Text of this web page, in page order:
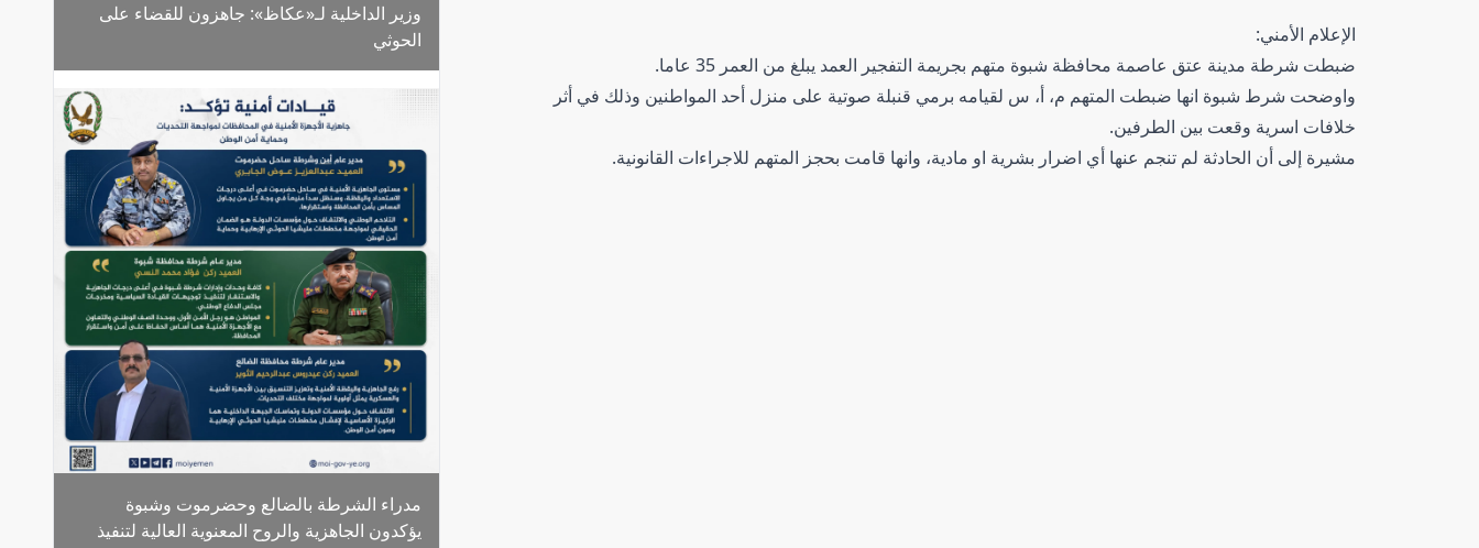
الإعلام الأمني:
ضبطت شرطة مدينة عتق عاصمة محافظة شبوة متهم بجريمة التفجير العمد يبلغ من العمر 35 عاما.
واوضحت شرط شبوة انها ضبطت المتهم م، أ، س لقيامه برمي قنبلة صوتية على منزل أحد المواطنين وذلك في أثر
خلافات اسرية وقعت بين الطرفين.
مشيرة إلى أن الحادثة لم تنجم عنها أي اضرار بشرية او مادية، وانها قامت بحجز المتهم للاجراءات القانونية.
وزير الداخلية لـ«عكاظ»: جاهزون للقضاء على
الحوثي
مدراء الشرطة بالضالع وحضرموت وشبوة
يؤكدون الجاهزية والروح المعنوية العالية لتنفيذ